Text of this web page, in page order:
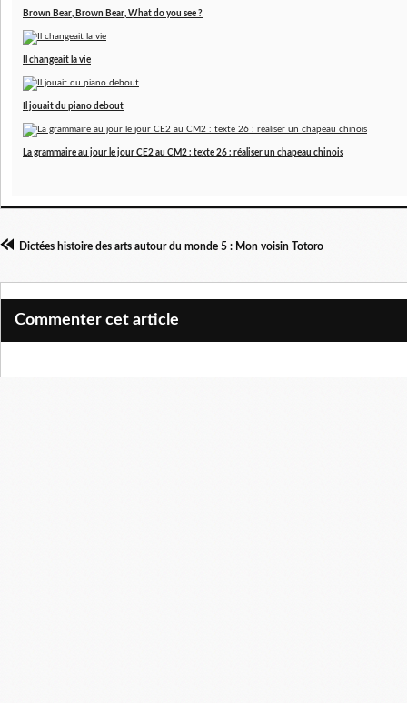
Brown Bear, Brown Bear, What do you see ?
Il changeait la vie
Il jouait du piano debout
La grammaire au jour le jour CE2 au CM2 : texte 26 : réaliser un chapeau chinois
Dictées histoire des arts autour du monde 5 : Mon voisin Totoro
Commenter cet article